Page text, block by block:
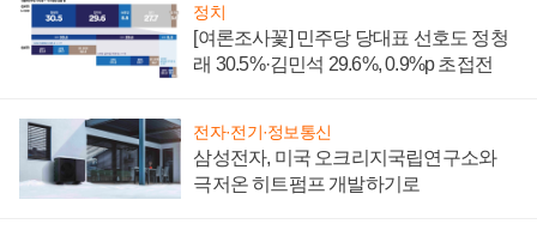
정치
[여론조사꽃] 민주당 당대표 선호도 정청
래 30.5%·김민석 29.6%, 0.9%p 초접전
전자·전기·정보통신
삼성전자, 미국 오크리지국립연구소와
극저온 히트펌프 개발하기로